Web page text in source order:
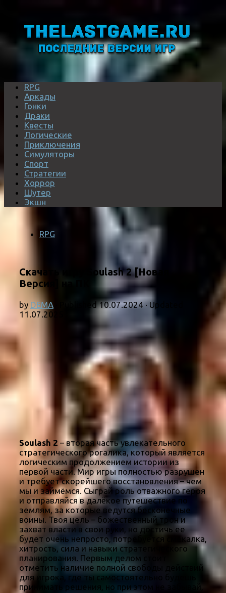
RPG
Аркады
Гонки
Драки
Квесты
Логические
Приключения
Симуляторы
Спорт
Стратегии
Хоррор
Шутер
Экшн
RPG
Скачать игру Soulash 2 [Новая
Версия] на ПК
by DEMA · Published10.07.2024· Updated
11.07.2025
Soulash 2 – вторая часть увлекательного
стратегического рогалика, который является
логическим продолжением истории из
первой части. Мир игры полностью разрушен
и требует скорейшего восстановления – чем
мы и займёмся. Сыграй роль отважного героя
и отправляйся в далёкое путешествие по
землям, за которые ведутся бесконечные
воины. Твоя цель – божественный трон и
захват власти в свои руки, но достичь ее
будет очень непросто, потребуется смекалка,
хитрость, сила и навыки стратегического
планирования. Первым делом стоит
отметить наличие полной свободы действий
для игрока, где ты самостоятельно будешь
принимать решения, но при этом не забывай,